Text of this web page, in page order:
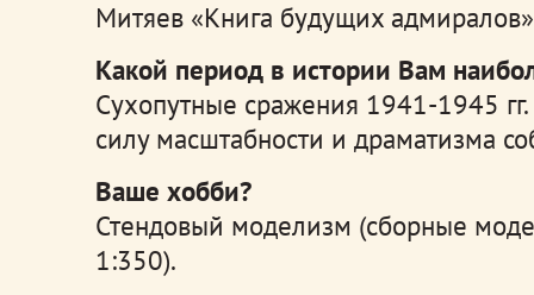
Митяев «Книга будущих
Какой период в истории Вам
Сухопутные сражения 1941-1945
силу масштабности и драматизма
Ваше хобби?
Стендовый моделизм (сборные
1:350).